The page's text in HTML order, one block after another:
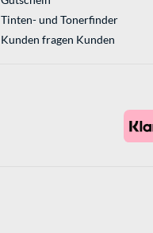
Tinten- und Tonerfinder
Kunden fragen Kunden